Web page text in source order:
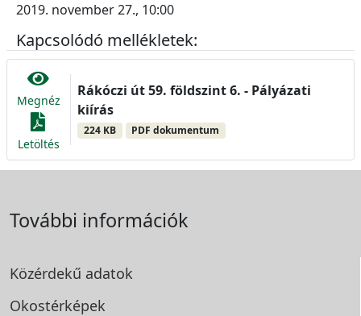
2019. november 27., 10:00
Kapcsolódó mellékletek:
Megnéz
Letöltés
Rákóczi út 59. földszint 6. - Pályázati
kiírás
224 KB PDF dokumentum
További információk
Közérdekű adatok
Okostérképek